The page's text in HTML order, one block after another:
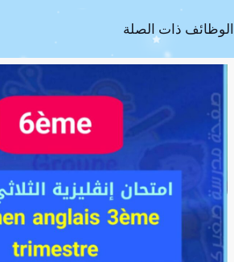
الوظائف ذات الصلة